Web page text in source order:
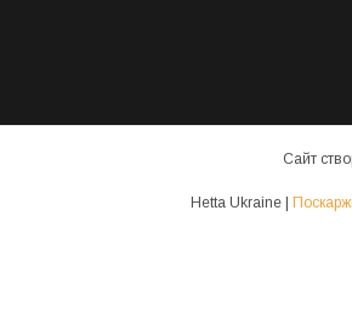
Сайт
Hetta Ukraine |